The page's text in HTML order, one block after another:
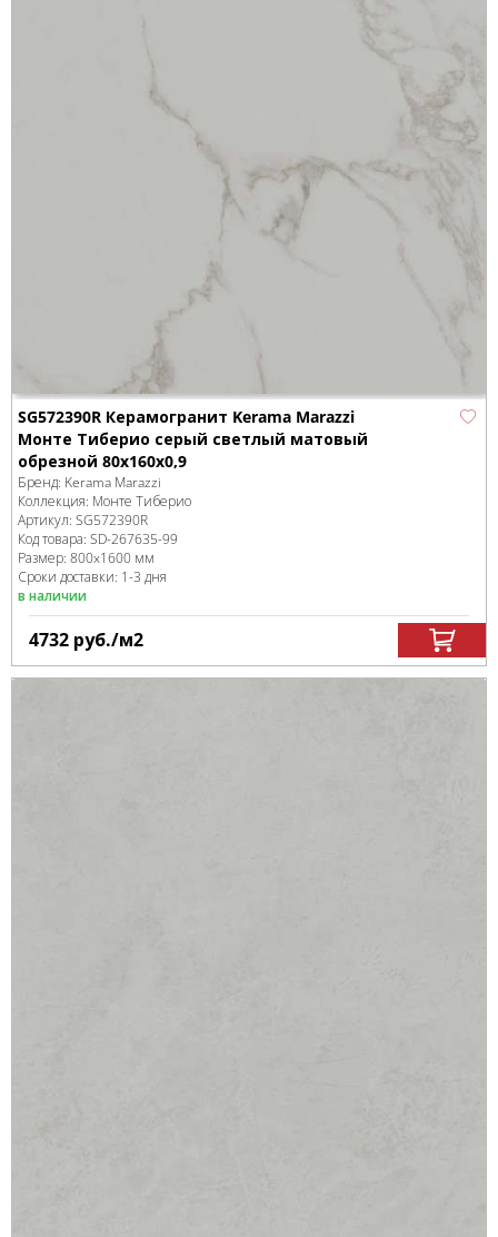
SG572390R Керамогранит Kerama Marazzi
Монте Тиберио серый светлый матовый
обрезной 80x160x0,9
Бренд: Kerama Marazzi
Коллекция: Монте Тиберио
Артикул: SG572390R
Код товара: SD-267635-99
Размер: 800x1600 мм
Сроки доставки: 1-3 дня
в наличии
4732 руб./м2